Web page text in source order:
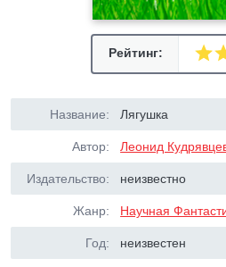
Рейтинг:
Название: Лягушка
Автор: Леонид
Издательство: неизвестно
Жанр: Научная
Год: неизвестен